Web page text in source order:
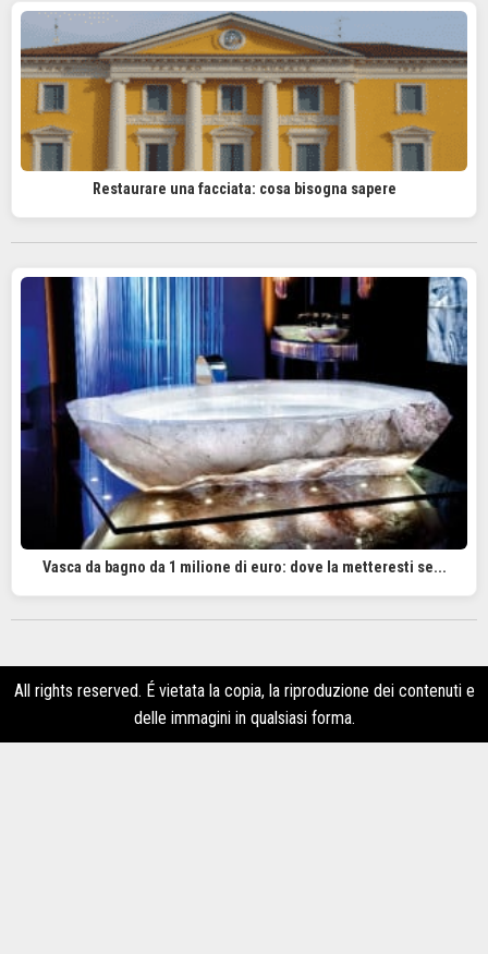
Restaurare una facciata: cosa bisogna sapere
Vasca da bagno da 1 milione di euro: dove la metteresti se...
All rights reserved. É vietata la copia, la riproduzione dei contenuti e
delle immagini in qualsiasi forma.